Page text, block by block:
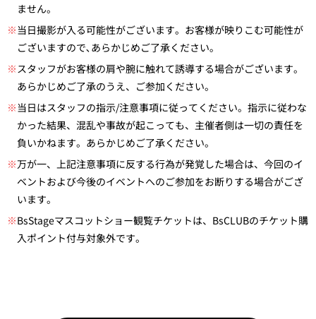
ません。
※ 当日撮影が入る可能性がございます。お客様が映りこむ可能性が
ございますので､あらかじめご了承ください｡
※ スタッフがお客様の肩や腕に触れて誘導する場合がございます。
あらかじめご了承のうえ、ご参加ください。
※ 当日はスタッフの指示/注意事項に従ってください。指示に従わな
かった結果、混乱や事故が起こっても、主催者側は一切の責任を
負いかねます。あらかじめご了承ください。
※万が一、上記注意事項に反する行為が発覚した場合は、今回のイ
ベントおよび今後のイベントへのご参加をお断りする場合がござ
います。
※BsStageマスコットショー観覧チケットは、BsCLUBのチケット購
入ポイント付与対象外です。